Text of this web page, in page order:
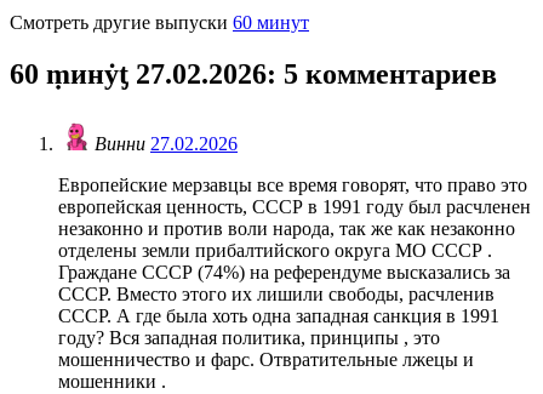
Смотреть другие выпуски 60 минут
60 ṃинẏƫ 27.02.2026: 5 комментариев
Винни 27.02.2026
Европейские мерзавцы все время говорят, что право это
европейская ценность, СССР в 1991 году был расчленен
незаконно и против воли народа, так же как незаконно
отделены земли прибалтийского округа МО СССР .
Граждане СССР (74%) на референдуме высказались за
СССР. Вместо этого их лишили свободы, расчленив
СССР. А где была хоть одна западная санкция в 1991
году? Вся западная политика, принципы , это
мошенничество и фарс. Отвратительные лжецы и
мошенники .